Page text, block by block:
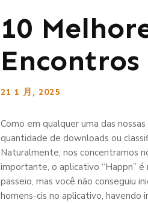
10
21 1 月, 2025
Como em qualquer uma das
quantidade de downloads ou
Naturalmente, nos concentramos
importante, o aplicativo “Happn” é
passeio, mas você não conseguiu
homens-cis no aplicativo, havendo